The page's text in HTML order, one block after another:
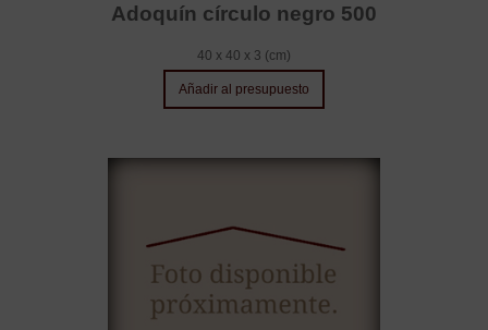
Adoquín círculo negro 500
40 x 40 x 3 (cm)
Añadir al presupuesto